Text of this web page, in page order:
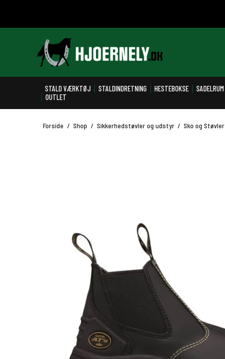
STALD VÆRKTØJ STALDINDRETNING HESTEBOKSE SADELRUM
OUTLET
Forside / Shop / Sikkerhedstøvler og udstyr / Sko og Støvler